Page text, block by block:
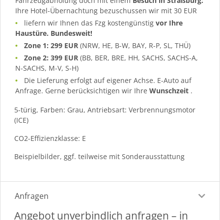
Ihre Hotel-Übernachtung bezuschussen wir mit 30 EUR
liefern wir Ihnen das Fzg kostengünstigvor Ihre
Haustüre. Bundesweit!
Zone 1: 299 EUR (NRW, HE, B-W, BAY, R-P, SL, THÜ)
Zone 2: 399 EUR (BB, BER, BRE, HH, SACHS, SACHS-A,
N-SACHS, M-V, S-H)
Die Lieferung erfolgt auf eigener Achse. E-Auto auf
Anfrage. Gerne berücksichtigen wir Ihre Wunschzeit .
5-türig, Farben: Grau, Antriebsart: Verbrennungsmotor
(ICE)
CO2-Effizienzklasse: E
Beispielbilder, ggf. teilweise mit Sonderausstattung
Anfragen
Angebot unverbindlich anfragen – in